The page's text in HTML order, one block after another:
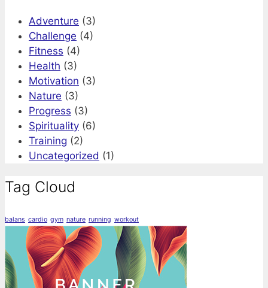
Adventure (3)
Challenge (4)
Fitness (4)
Health (3)
Motivation (3)
Nature (3)
Progress (3)
Spirituality (6)
Training (2)
Uncategorized (1)
Tag Cloud
balans cardio gym nature running workout